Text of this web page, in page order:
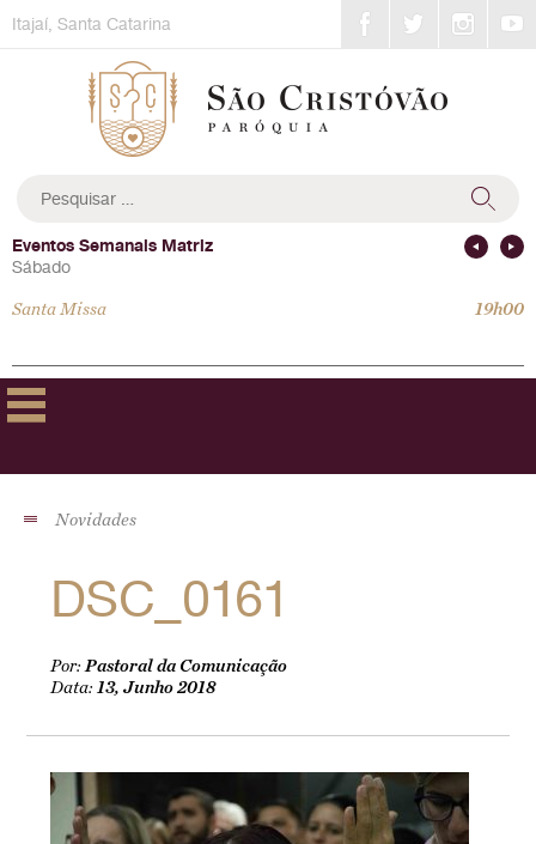
toItajaí, Santa Catarina
por:
Eventos Semanais Matriz
Sábado
Santa Missa 19h00
Novidades
DSC_0161
Por:Pastoral da Comunicação
Data:13, Junho 2018